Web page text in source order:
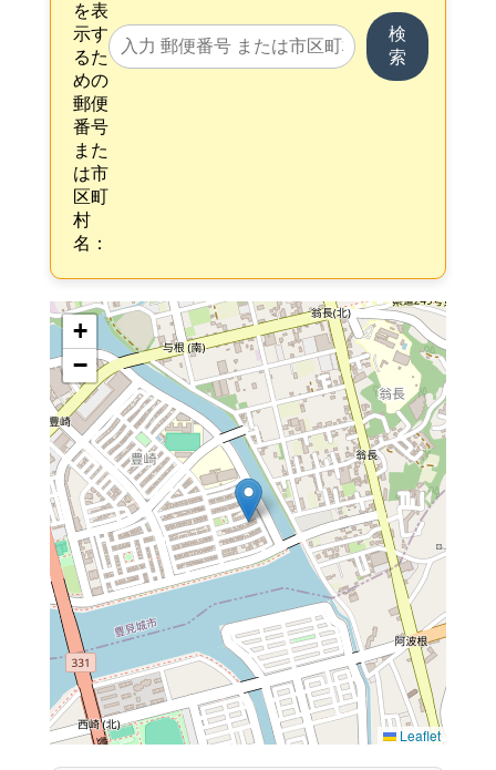
を表
示す
るた
めの
郵便
番号
また
は市
区町
村
名：
検
索
+
−
Leaflet